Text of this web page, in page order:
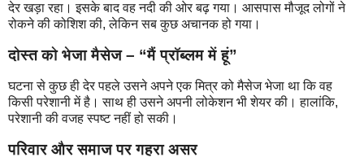
देर खड़ा रहा। इसके बाद वह नदी की ओर बढ़ गया। आसपास मौजूद लोगों ने
रोकने की कोशिश की, लेकिन सब कुछ अचानक हो गया।
दोस्त को भेजा मैसेज – “मैं प्रॉब्लम में हूं”
घटना से कुछ ही देर पहले उसने अपने एक मित्र को मैसेज भेजा था कि वह
किसी परेशानी में है। साथ ही उसने अपनी लोकेशन भी शेयर की। हालांकि,
परेशानी की वजह स्पष्ट नहीं हो सकी।
परिवार और समाज पर गहरा असर